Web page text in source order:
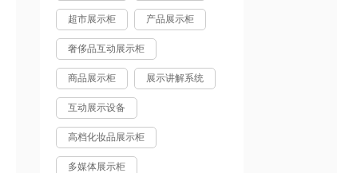
超市展示柜 产品展示柜
奢侈品互动展示柜
商品展示柜 展示讲解系统
互动展示设备
高档化妆品展示柜
多媒体展示柜